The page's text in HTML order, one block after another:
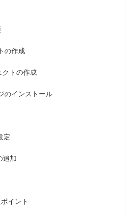
の作成
クトの作成
のインストール
定
追加
イント